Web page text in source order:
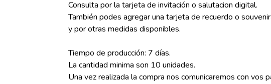
Consulta por la tarjeta de invitación o salutacion digital.
También podes agregar una tarjeta de recuerdo o
y por otras medidas disponibles.
Tiempo de producción: 7 días.
La cantidad minima son 10 unidades.
Una vez realizada la compra nos comunicaremos con vos